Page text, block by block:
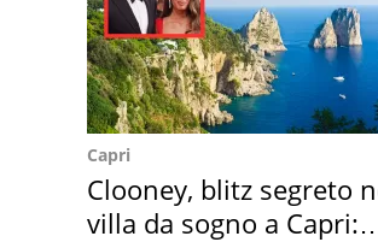
Capri
Clooney, blitz segreto
villa da sogno a Capri: